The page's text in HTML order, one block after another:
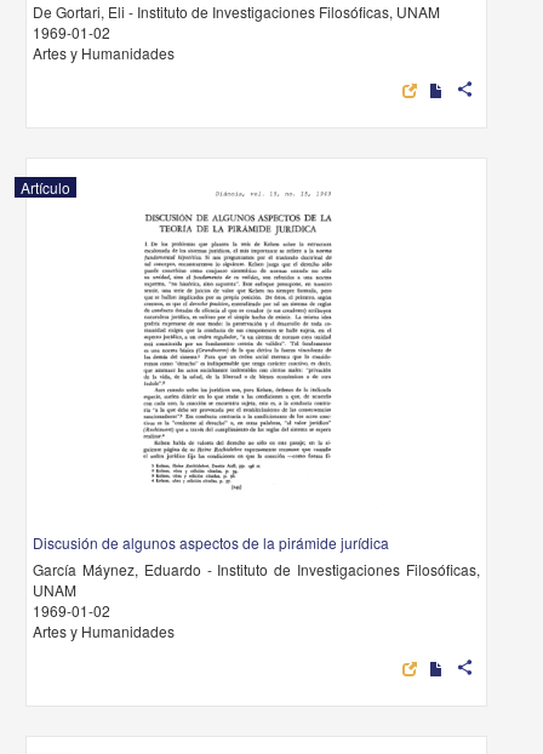
De Gortari, Eli - Instituto de Investigaciones Filosóficas, UNAM
1969-01-02
Artes y Humanidades
share
Artículo
Discusión de algunos aspectos de la pirámide jurídica
García Máynez, Eduardo - Instituto de Investigaciones Filosóficas,
UNAM
1969-01-02
Artes y Humanidades
share